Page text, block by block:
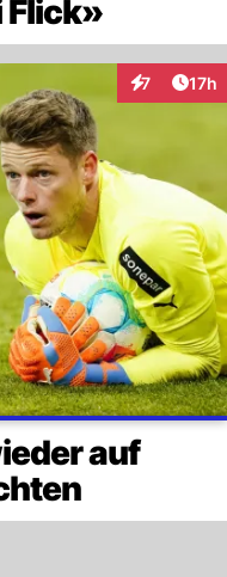
Flick»
7 17h
auf